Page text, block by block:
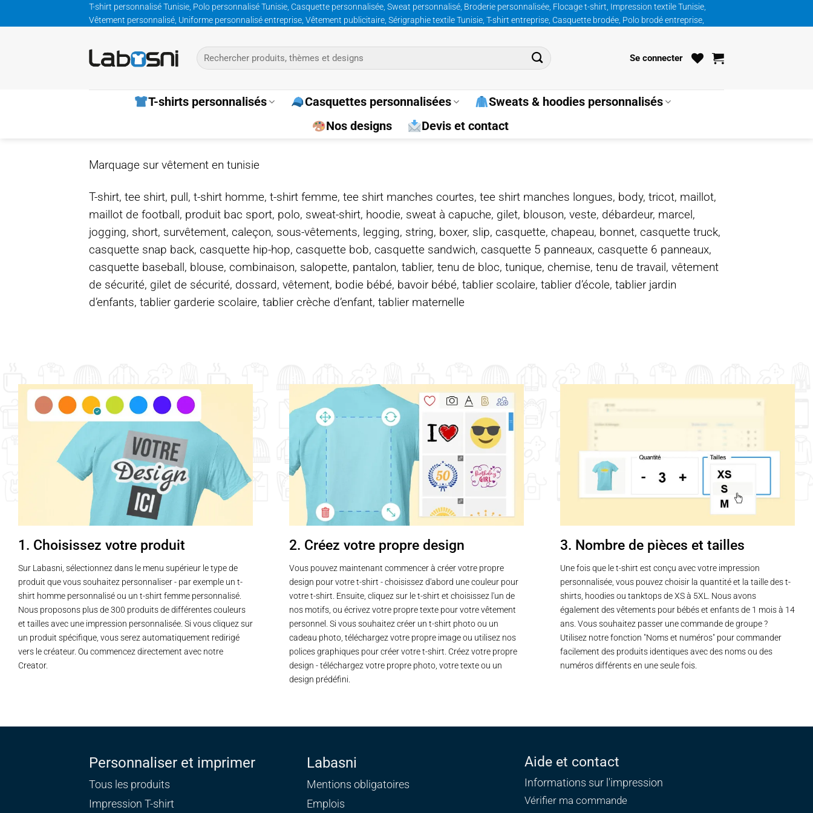
au
T-shirt personnalisé Tunisie, Polo personnalisé Tunisie, Casquette personnalisée, Sweat personnalisé, Broderie personnalisée, Flocage t-shirt, Impression textile Tunisie,
Vêtement personnalisé, Uniforme personnalisé entreprise, Vêtement publicitaire, Sérigraphie textile Tunisie, T-shirt entreprise, Casquette brodée, Polo brodé entreprise,
Recherche
pour :
Se connecter
T-shirts personnalisés Casquettes personnalisées
Sweats & hoodies personnalisés
Nos designs
Devis et contact
Marquage sur vêtement en tunisie
T-shirt, tee shirt, pull, t-shirt homme, t-shirt femme, tee shirt manches courtes, tee shirt manches longues, body, tricot, maillot,
maillot de football, produit bac sport, polo, sweat-shirt, hoodie, sweat à capuche, gilet, blouson, veste, débardeur, marcel,
jogging, short, survêtement, caleçon, sous-vêtements, legging, string, boxer, slip, casquette, chapeau, bonnet, casquette truck,
casquette snap back, casquette hip-hop, casquette bob, casquette sandwich, casquette 5 panneaux, casquette 6 panneaux,
casquette baseball, blouse, combinaison, salopette, pantalon, tablier, tenu de bloc, tunique, chemise, tenu de travail, vêtement
de sécurité, gilet de sécurité, dossard, vêtement, bodie bébé, bavoir bébé, tablier scolaire, tablier d’école, tablier jardin
d’enfants, tablier garderie scolaire, tablier crèche d’enfant, tablier maternelle
1. Choisissez votre produit
Sur Labasni, sélectionnez dans le menu supérieur le type de
produit que vous souhaitez personnaliser - par exemple un t-
shirt homme personnalisé ou un t-shirt femme personnalisé.
Nous proposons plus de 300 produits de différentes couleurs
et tailles avec une impression personnalisée. Si vous cliquez sur
un produit spécifique, vous serez automatiquement redirigé
vers le créateur. Ou commencez directement avec notre
Creator.
2. Créez votre propre design
Vous pouvez maintenant commencer à créer votre propre
design pour votre t-shirt - choisissez d'abord une couleur pour
votre t-shirt. Ensuite, cliquez sur le t-shirt et choisissez l'un de
nos motifs, ou écrivez votre propre texte pour votre vêtement
personnel. Si vous souhaitez créer un t-shirt photo ou un
cadeau photo, téléchargez votre propre image ou utilisez nos
polices graphiques pour créer votre t-shirt. Créez votre propre
design - téléchargez votre propre photo, votre texte ou un
design prédéfini.
3. Nombre de pièces et tailles
Une fois que le t-shirt est conçu avec votre impression
personnalisée, vous pouvez choisir la quantité et la taille des t-
shirts, hoodies ou tanktops de XS à 5XL. Nous avons
également des vêtements pour bébés et enfants de 1 mois à 14
ans. Vous souhaitez passer une commande de groupe ?
Utilisez notre fonction "Noms et numéros" pour commander
facilement des produits identiques avec des noms ou des
numéros différents en une seule fois.
Personnaliser et imprimer
Tous les produits
Impression T-shirt
Labasni
Mentions obligatoires
Emplois
Aide et contact
Informations sur l'impression
Vérifier ma commande